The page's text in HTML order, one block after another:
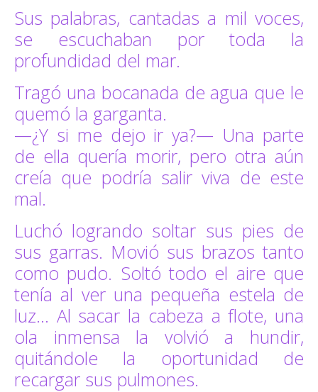
Sus palabras, cantadas a mil voces,
se escuchaban por toda la
profundidad del mar.
Tragó una bocanada de agua que le
quemó la garganta.
—¿Y si me dejo ir ya?— Una parte
de ella quería morir, pero otra aún
creía que podría salir viva de este
mal.
Luchó logrando soltar sus pies de
sus garras. Movió sus brazos tanto
como pudo. Soltó todo el aire que
tenía al ver una pequeña estela de
luz… Al sacar la cabeza a flote, una
ola inmensa la volvió a hundir,
quitándole la oportunidad de
recargar sus pulmones.